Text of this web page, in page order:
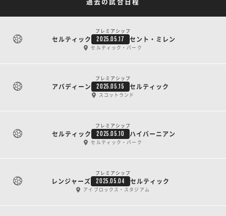
プレミアシップ
セルティック 2025.05.17 セント・ミレン
セルティック・パーク
プレミアシップ
アバディーン 2025.05.15 セルティック
スコットランド
プレミアシップ
セルティック 2025.05.10 ハイバーニアン
セルティック・パーク
プレミアシップ
レンジャーズ 2025.05.04 セルティック
アイブロックス・スタジアム